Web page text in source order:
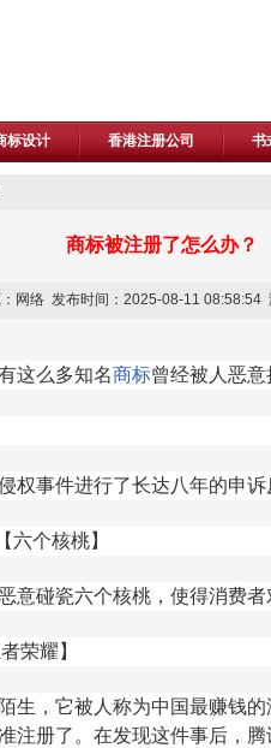
标设计 香港注册公司 书
商标被注册了怎么办？
网络 发布时间：2025-08-11 08:58:54
这么多知名商标曾经被人恶意
权事件进行了长达八年的申诉
六个核桃】
意碰瓷六个核桃，使得消费者
荣耀】
生，它被人称为中国最赚钱
注册了。在发现这件事后，